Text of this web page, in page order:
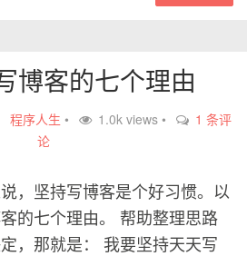
博客的七个理由
程序人生 • 1.0k views •
1 条评
论
，坚持写博客是个好习惯。以
的七个理由。 帮助整理思路
，那就是： 我要坚持天天写